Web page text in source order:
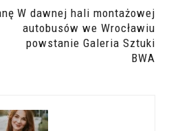
W dawnej hali montażowej
autobusów we Wrocławiu
powstanie Galeria Sztuki
BWA